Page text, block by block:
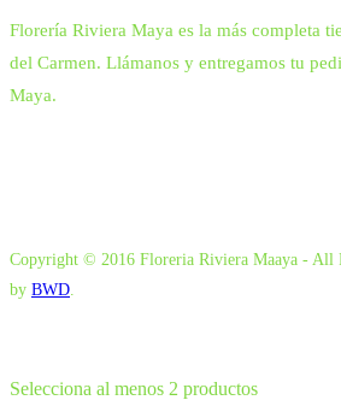
Florería Riviera Maya es la más completa
del Carmen. Llámanos y entregamos tu
Maya.
Copyright © 2016 Floreria Riviera Maaya - All
by BWD
Selecciona al menos 2 productos